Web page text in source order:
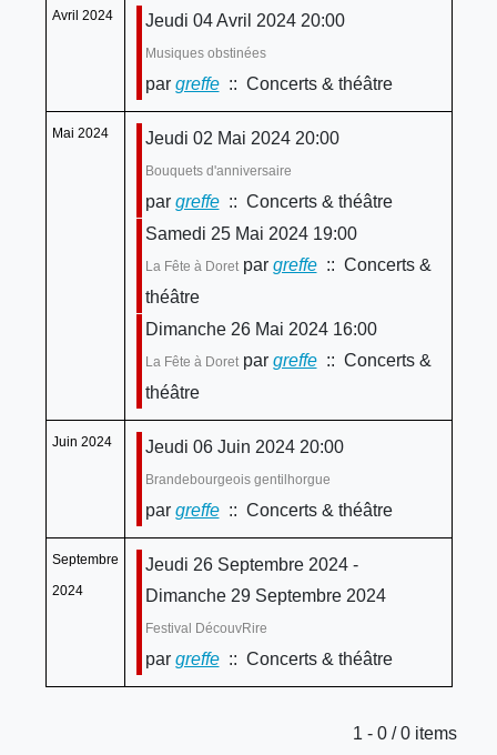
Avril 2024 Jeudi 04 Avril 2024 20:00
Musiques obstinées
par greffe:: Concerts & théâtre
Mai 2024 Jeudi 02 Mai 2024 20:00
Bouquets d'anniversaire
par greffe:: Concerts & théâtre
Samedi 25 Mai 2024 19:00
La Fête à Doretpar greffe:: Concerts &
théâtre
Dimanche 26 Mai 2024 16:00
La Fête à Doretpar greffe:: Concerts &
théâtre
Juin 2024 Jeudi 06 Juin 2024 20:00
Brandebourgeois gentilhorgue
par greffe:: Concerts & théâtre
Septembre
2024
Jeudi 26 Septembre 2024 -
Dimanche 29 Septembre 2024
Festival DécouvRire
par greffe:: Concerts & théâtre
Limite de la pagination
1 - 0 / 0 items